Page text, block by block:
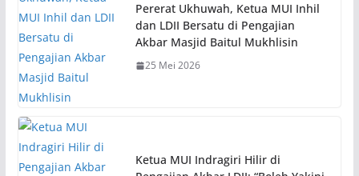
Pererat Ukhuwah, Ketua MUI Inhil
dan LDII Bersatu di Pengajian
Akbar Masjid Baitul Mukhlisin
25 Mei 2026
Ketua MUI Indragiri Hilir di